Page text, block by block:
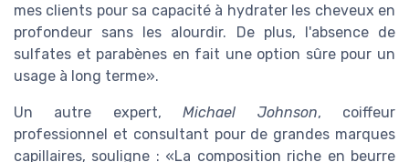
mes clients pour sa capacité à hydrater les cheveux en
profondeur sans les alourdir. De plus, l'absence de
sulfates et parabènes en fait une option sûre pour un
usage à long terme».
Un autre expert,Michael Johnson, coiffeur
professionnel et consultant pour de grandes marques
capillaires, souligne : «La composition riche en beurre